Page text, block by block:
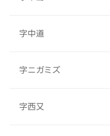
字中道
字ニガミズ
字西又